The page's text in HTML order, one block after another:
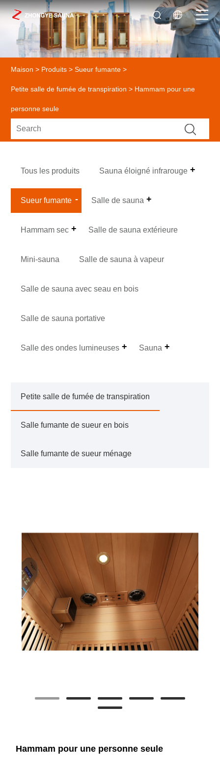
Maison > Produits >Sueur fumante >
Petite salle de fumée de transpiration > Hammam pour une
personne seule
Tous les produits Sauna éloigné infrarouge
Sueur fumante Salle de sauna
Hammam sec Salle de sauna extérieure
Mini-sauna Salle de sauna à vapeur
Salle de sauna avec seau en bois
Salle de sauna portative
Salle des ondes lumineuses Sauna
Petite salle de fumée de transpiration
Salle fumante de sueur en bois
Salle fumante de sueur ménage
Hammam pour une personne seule